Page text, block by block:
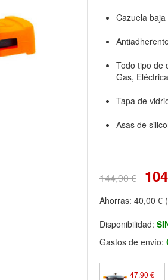
Cazuela
Todo tipo de
Gas,
Tapa de
Asas de
144,90 €
Ahorras: 40,00 €
Disponibilidad:
Gastos de envío:
47,90 €